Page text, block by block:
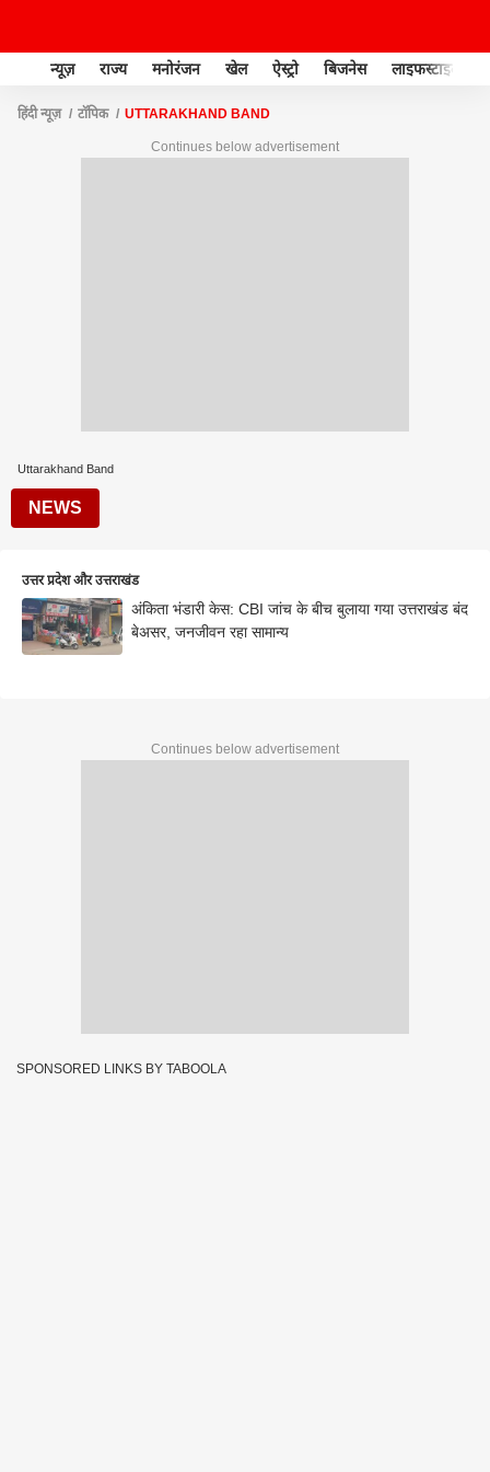
न्यूज़ राज्य मनोरंजन खेल ऐस्ट्रो बिजनेस लाइफस्टाइल
हिंदी न्यूज़ टॉपिक UTTARAKHAND BAND
Continues below advertisement
Uttarakhand Band
NEWS
उत्तर प्रदेश और उत्तराखंड
अंकिता भंडारी केस: CBI जांच के बीच बुलाया गया उत्तराखंड बंद
बेअसर, जनजीवन रहा सामान्य
Continues below advertisement
SPONSORED LINKS BY TABOOLA